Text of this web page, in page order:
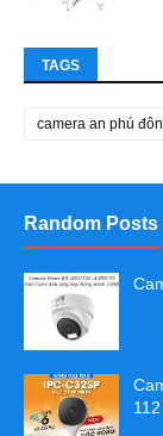
TAGS
camera an phú
Random Posts